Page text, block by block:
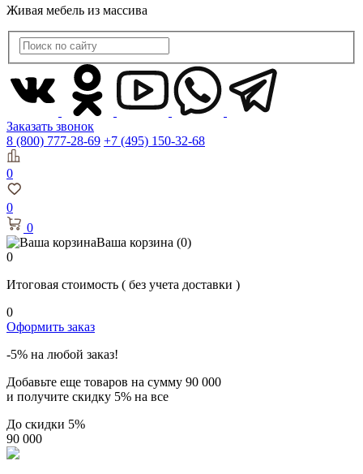
Живая мебель из массива
Заказать звонок
8 (800) 777-28-69 +7 (495) 150-32-68
0
0
0
Ваша корзина (0)
0
Итоговая стоимость ( без учета доставки )
0
Оформить заказ
-5% на любой заказ!
Добавьте еще товаров на сумму 90 000
и получите скидку 5% на все
До скидки 5%
90 000